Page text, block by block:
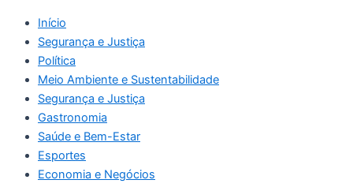
Início
Segurança e Justiça
Política
Meio Ambiente e Sustentabilidade
Segurança e Justiça
Gastronomia
Saúde e Bem-Estar
Esportes
Economia e Negócios